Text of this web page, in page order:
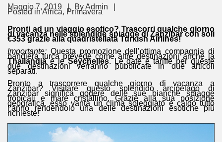
Maggio 7, 2019 ByAdmin
Posted inAfrica, Primavera
Pronti ad un viaggio esotico? Trascorri qualche giorno
di vacanza nelle splendide spiagge di Zanzibar con soli
€353 grazie alla quadristellata Turkish Airlines!
Importante: Questa promozione dell’ottima compagnia di
bandiera turca prevede come altre destinazioni anche la
Thailandiae leSeychelles. Le date e tariffe per queste
due destinazioni verranno pubblicate in due articoli
separati.
Pronto a trascorrere qualche giorno di vacanza a
Zanzibar? Visitare questo splendido arcipelago di
Zanzibar significa godere delle sue bianche spiagge
tropicali e mare cristallino. Grazie alla sua posizione
geografica, esso vanta un clima soleggiato e caldo tutto
l’anno rendendolo una delle destinazioni esotiche più
richieste!